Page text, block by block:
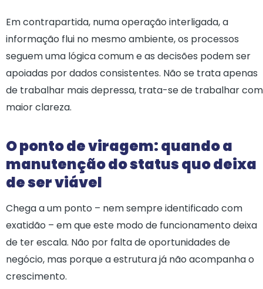
Em contrapartida, numa operação interligada, a
informação flui no mesmo ambiente, os processos
seguem uma lógica comum e as decisões podem ser
apoiadas por dados consistentes. Não se trata apenas
de trabalhar mais depressa, trata-se de trabalhar com
maior clareza.
O ponto de viragem: quando a
manutenção do status quo deixa
de ser viável
Chega a um ponto – nem sempre identificado com
exatidão – em que este modo de funcionamento deixa
de ter escala. Não por falta de oportunidades de
negócio, mas porque a estrutura já não acompanha o
crescimento.